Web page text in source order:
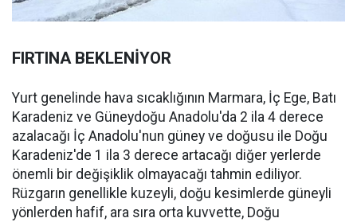
FIRTINA BEKLENİYOR
Yurt genelinde hava sıcaklığının Marmara, İç Ege, Batı
Karadeniz ve Güneydoğu Anadolu'da 2 ila 4 derece
azalacağı İç Anadolu'nun güney ve doğusu ile Doğu
Karadeniz'de 1 ila 3 derece artacağı diğer yerlerde
önemli bir değişiklik olmayacağı tahmin ediliyor.
Rüzgarın genellikle kuzeyli, doğu kesimlerde güneyli
yönlerden hafif, ara sıra orta kuvvette, Doğu